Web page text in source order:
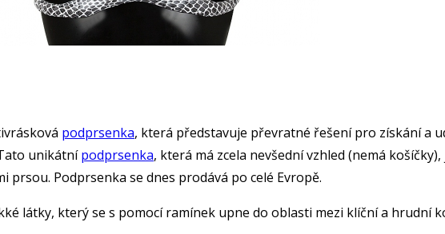
podprsenka, která představuje převratné řešení pro získání a
unikátnípodprsenka, která má zcela nevšední vzhled (nemá
Podprsenka se dnes prodává po celé Evropě.
látky, který se s pomocí ramínek upne do oblasti mezi klíční a hrudní